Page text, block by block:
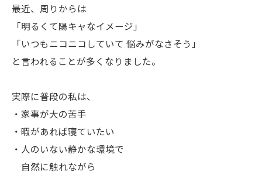
最近、周りからは
「明るくて陽キャなイメージ」
「いつもニコニコしていて 悩みがなさそう」
と言われることが多くなりました。
実際に普段の私は、
・家事が大の苦手
・暇があれば寝ていたい
・人のいない静かな環境で
自然に触れながら